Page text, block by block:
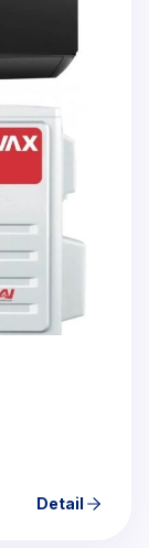
Detail